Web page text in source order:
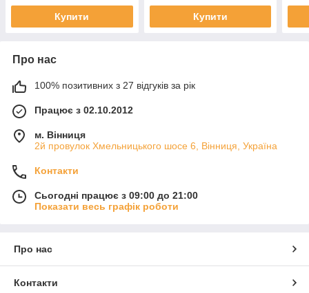
Купити Купити
Про нас
100% позитивних з 27 відгуків за рік
Працює з 02.10.2012
м. Вінниця
2й провулок Хмельницького шосе 6, Вінниця, Україна
Контакти
Сьогодні працює з 09:00 до 21:00
Показати весь графік роботи
Про нас
Контакти